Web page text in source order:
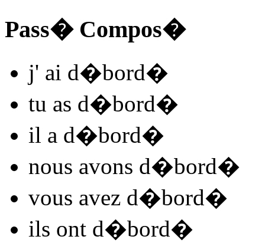
Pass� Compos�
j' ai d�bord�
tu as d�bord�
il a d�bord�
nous avons d�bord�
vous avez d�bord�
ils ont d�bord�